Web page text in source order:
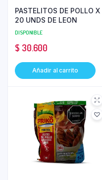
PASTELITOS DE POLLO X
20 UNDS DE LEON
DISPONIBLE
$ 30.600
Añadir al carrito